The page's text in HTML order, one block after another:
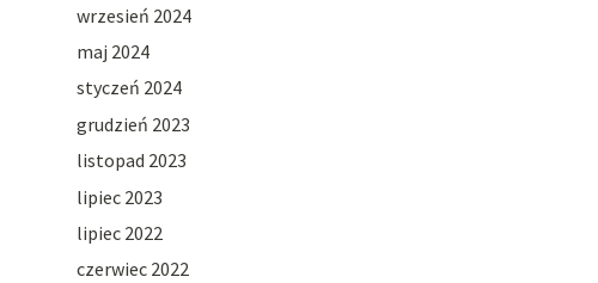
wrzesień 2024
maj 2024
styczeń 2024
grudzień 2023
listopad 2023
lipiec 2023
lipiec 2022
czerwiec 2022